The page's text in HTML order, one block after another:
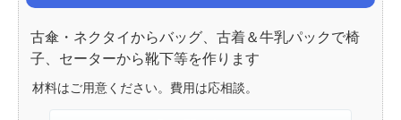
古傘・ネクタイからバッグ、古着＆牛乳パックで椅
子、セーターから靴下等を作ります
材料はご用意ください。費用は応相談。